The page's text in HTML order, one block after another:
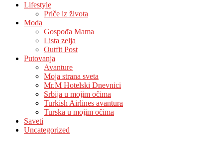
Lifestyle
Priče iz života
Moda
Gospođa Mama
Lista zelja
Outfit Post
Putovanja
Avanture
Moja strana sveta
Mr.M Hotelski Dnevnici
Srbija u mojim očima
Turkish Airlines avantura
Turska u mojim očima
Saveti
Uncategorized